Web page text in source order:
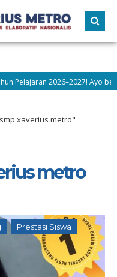
Ayo bergabung
xaverius metro"
metro
Prestasi Siswa